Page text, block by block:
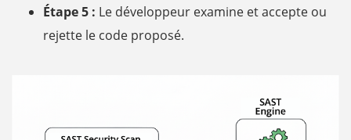
Étape 5 : Le développeur examine et accepte ou
rejette le code proposé.